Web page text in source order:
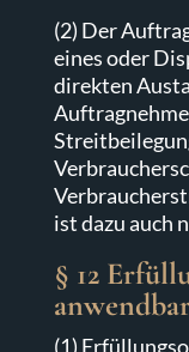
(2) Der
eines oder
direkten
ist dazu auch
§ 12
(1)